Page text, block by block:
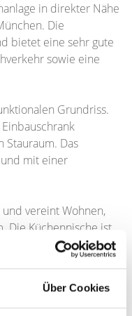
Über Cookies
in direkter Nähe
Die
bietet eine sehr gute
sowie eine
Grundriss.
Stauraum. Das
mit einer
vereint Wohnen,
Die Küchennische ist
und ermöglicht eine
direkt auf den Ost-